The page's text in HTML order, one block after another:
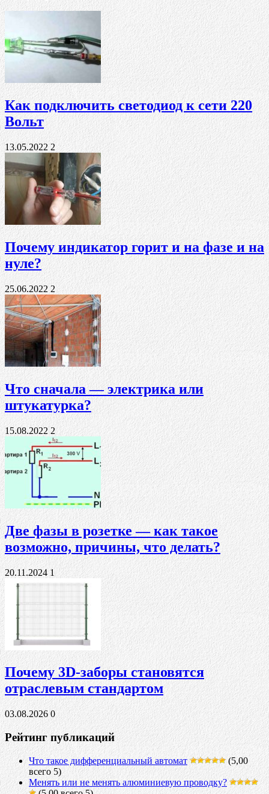
Как подключить светодиод к сети 220
Вольт
13.05.2022 2
Почему индикатор горит и на фазе и на
нуле?
25.06.20222
Что сначала — электрика или
штукатурка?
15.08.20222
Две фазы в розетке — как такое
возможно, причины, что делать?
20.11.2024 1
Почему 3D-заборы становятся
отраслевым стандартом
03.08.2026 0
Рейтинг публикаций
Что такое дифференциальный автомат
(5,00
всего 5)
Менять или не менять алюминиевую проводку?